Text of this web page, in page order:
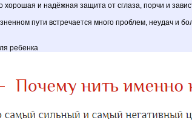
хорошая и надёжная защита от сглаза, порчи и
пути встречается много проблем, неудач и
ребенка